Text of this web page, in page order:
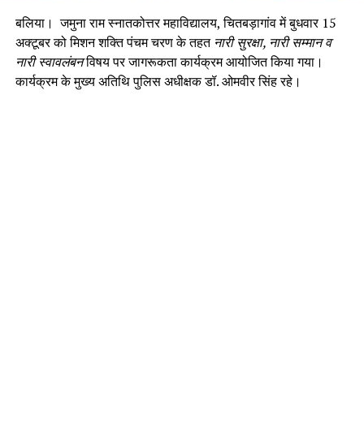
बलिया। जमुना राम स्नातकोत्तर महाविद्यालय, चितबड़ागांव में बुधवार 15
अक्टूबर को मिशन शक्ति पंचम चरण के तहत नारी सुरक्षा, नारी सम्मान व
नारी स्वावलंबनविषय पर जागरूकता कार्यक्रम आयोजित किया गया।
कार्यक्रम के मुख्य अतिथि पुलिस अधीक्षक डॉ. ओमवीर सिंह रहे।